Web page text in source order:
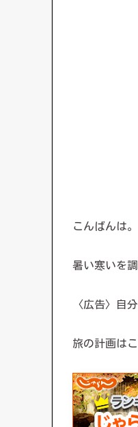
こんばんは。
暑い寒いを
〈広告〉自
旅の計画は